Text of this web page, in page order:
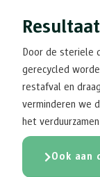
Resultaat
Door de steriele
gerecycled
restafval en
verminderen we
het
Ook aan